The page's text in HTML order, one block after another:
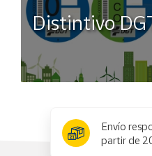
Distintivo
Envío
partir de